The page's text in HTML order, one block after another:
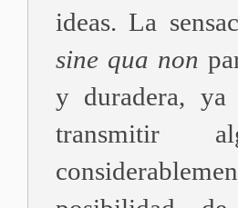
ideas. La
sine qua non
y duradera, ya
transmitir